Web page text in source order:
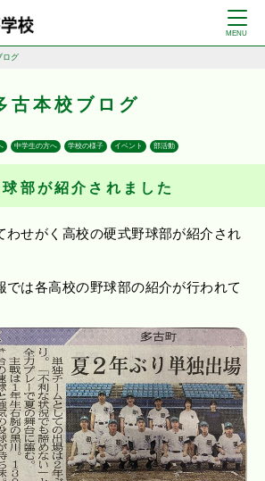
ログ
古本校ブログ
中学生の方へ 学校の様子 イベント 部活動
部が紹介されました
わせがく高校の硬式野球部が紹介され
では各高校の野球部の紹介が行われて